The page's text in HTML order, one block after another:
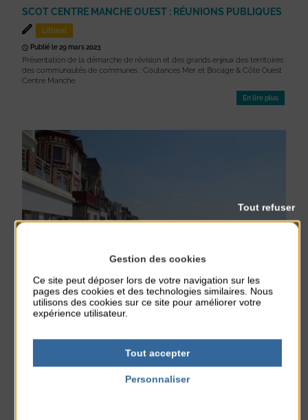
SCOT CENTRE MANCHE OUEST : RÉUNIONS PUBLIQUES
Littoral
Publié le 29 mars 2023
Présentation de la démarche de révision et des grands enjeux des territoires
des communautés de communes : Coutances Mer et Bocage & Côte Ouest
Centre Manche.
En lire plus
TRAVAUX DU PROMENOIR
Travaux
Publié le 24 janvier 2022
Les travaux d’aménagement du Promenoir ont commencé ! La première
phase, pour 2022, concernera la partie située entre la cale du Centre et la
Gestion des cookies
Ce site peut déposer lors de votre navigation sur les
pages des cookies et des technologies similaires. Nous
utilisons des cookies sur ce site pour améliorer votre
expérience utilisateur.
Tout accepter
Tout refuser
Personnaliser